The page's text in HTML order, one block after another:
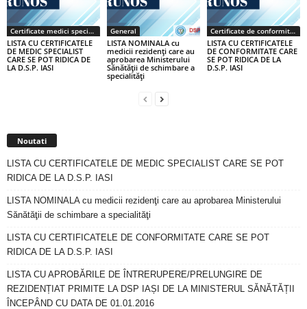
Certificate medici specialiști / primari
LISTA CU CERTIFICATELE
DE MEDIC SPECIALIST
CARE SE POT RIDICA DE
LA D.S.P. IASI
General
LISTA NOMINALA cu
medicii rezidenţi care au
aprobarea Ministerului
Sănătăţii de schimbare a
specialităţi
Certificate de conformitate
LISTA CU CERTIFICATELE
DE CONFORMITATE CARE
SE POT RIDICA DE LA
D.S.P. IASI
Noutati
LISTA CU CERTIFICATELE DE MEDIC SPECIALIST CARE SE POT
RIDICA DE LA D.S.P. IASI
LISTA NOMINALA cu medicii rezidenţi care au aprobarea Ministerului
Sănătăţii de schimbare a specialităţi
LISTA CU CERTIFICATELE DE CONFORMITATE CARE SE POT
RIDICA DE LA D.S.P. IASI
LISTA CU APROBĂRILE DE ÎNTRERUPERE/PRELUNGIRE DE
REZIDENȚIAT PRIMITE LA DSP IAȘI DE LA MINISTERUL SĂNĂTĂȚII
ÎNCEPÂND CU DATA DE 01.01.2016